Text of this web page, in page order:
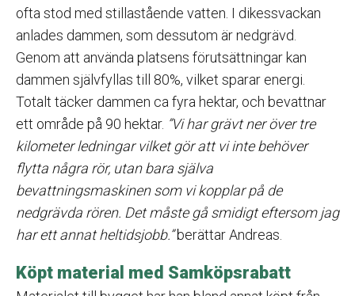
ofta stod med stillastående vatten. I dikessvackan
anlades dammen, som dessutom är nedgrävd.
Genom att använda platsens förutsättningar kan
dammen självfyllas till 80%, vilket sparar energi.
Totalt täcker dammen ca fyra hektar, och bevattnar
ett område på 90 hektar. ”Vi har grävt ner över tre
kilometer ledningar vilket gör att vi inte behöver
flytta några rör, utan bara själva
bevattningsmaskinen som vi kopplar på de
nedgrävda rören. Det måste gå smidigt eftersom jag
har ett annat heltidsjobb.”berättar Andreas.
Köpt material med Samköpsrabatt